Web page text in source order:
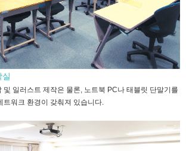
및 일러스트 제작은 물론, 노트북 PC나 태블릿 단말기를
트워크 환경이 갖춰져 있습니다.